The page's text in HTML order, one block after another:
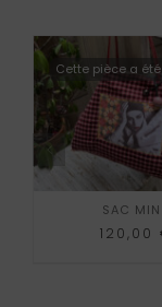
Cette pièce a
SAC
120,00